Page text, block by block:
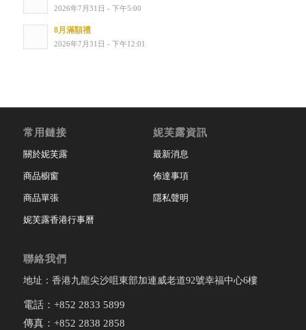
2026年7月31日 - 下午5:00
8月滿額禮
2026年7月31日 - 下午12:01
常用鏈接
關於妮芙露
商品櫥窗
商品單張
妮芙露香港行事曆
妮芙露資訊
最新消息
佈達事項
隱私聲明
聯絡我們
地址：香港九龍尖沙咀東部加連威老道92號幸福中心6樓
電話：+852 2833 5899
傳真：+852 2838 2858